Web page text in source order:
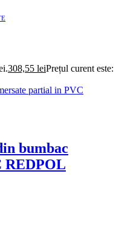
308,55 leiPrețul curent este:
bumbac
REDPOL